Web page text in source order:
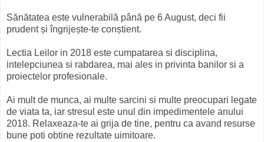
Sănătatea este vulnerabilă până pe 6 August, deci fii
prudent și îngrijește-te conștient.
Lectia Leilor in 2018 este cumpatarea si disciplina,
intelepciunea si rabdarea, mai ales in privinta banilor si a
proiectelor profesionale.
Ai mult de munca, ai multe sarcini si multe preocupari legate
de viata ta, iar stresul este unul din impedimentele anului
2018. Relaxeaza-te ai grija de tine, pentru ca avand resurse
bune poti obtine rezultate uimitoare.